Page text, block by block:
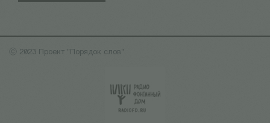
ⓒ 2023 Проект "Порядок слов"